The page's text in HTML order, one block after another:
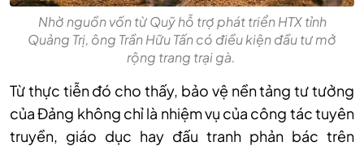
Nhờ nguồn vốn từ Quỹ hỗ trợ phát triển HTX tỉnh
Quảng Trị, ông Trần Hữu Tấn có điều kiện đầu tư mở
rộng trang trại gà.
Từ thực tiễn đó cho thấy, bảo vệ nền tảng tư tưởng
của Đảng không chỉ là nhiệm vụ của công tác tuyên
truyền, giáo dục hay đấu tranh phản bác trên